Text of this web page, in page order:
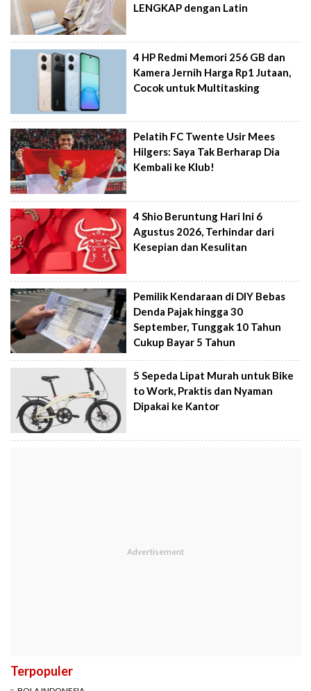
LENGKAP dengan Latin
4 HP Redmi Memori 256 GB dan
Kamera Jernih Harga Rp1 Jutaan,
Cocok untuk Multitasking
Pelatih FC Twente Usir Mees
Hilgers: Saya Tak Berharap Dia
Kembali ke Klub!
4 Shio Beruntung Hari Ini 6
Agustus 2026, Terhindar dari
Kesepian dan Kesulitan
Pemilik Kendaraan di DIY Bebas
Denda Pajak hingga 30
September, Tunggak 10 Tahun
Cukup Bayar 5 Tahun
5 Sepeda Lipat Murah untuk Bike
to Work, Praktis dan Nyaman
Dipakai ke Kantor
Terpopuler